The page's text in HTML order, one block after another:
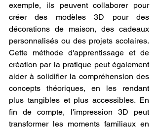
exemple, ils peuvent collaborer pour
créer des modèles 3D pour des
décorations de maison, des cadeaux
personnalisés ou des projets scolaires.
Cette méthode d'apprentissage et de
création par la pratique peut également
aider à solidifier la compréhension des
concepts théoriques, en les rendant
plus tangibles et plus accessibles. En
fin de compte, l'impression 3D peut
transformer les moments familiaux en